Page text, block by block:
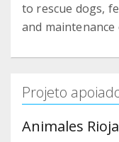
to rescue dogs,
and maintenance
Projeto
Animales Rioja